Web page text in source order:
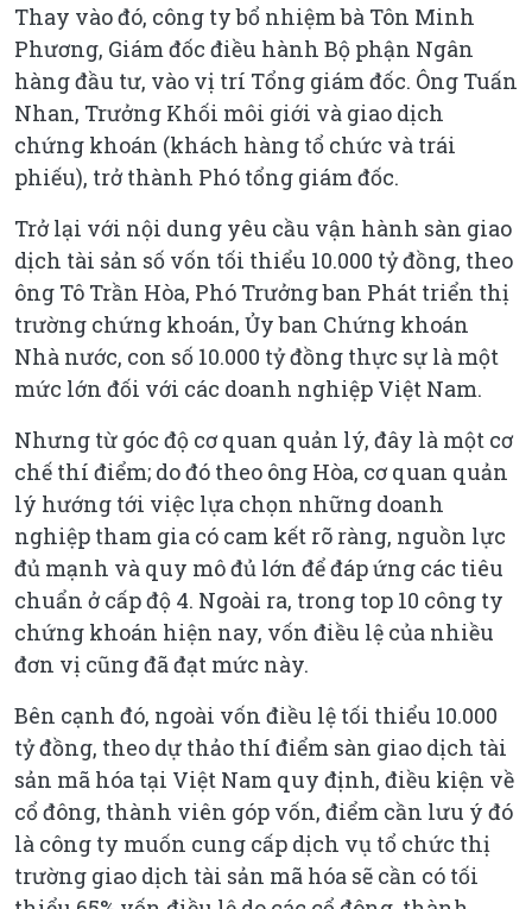
Thay vào đó, công ty bổ nhiệm bà Tôn Minh
Phương, Giám đốc điều hành Bộ phận Ngân
hàng đầu tư, vào vị trí Tổng giám đốc. Ông Tuấn
Nhan, Trưởng Khối môi giới và giao dịch
chứng khoán (khách hàng tổ chức và trái
phiếu), trở thành Phó tổng giám đốc.
Trở lại với nội dung yêu cầu vận hành sàn giao
dịch tài sản số vốn tối thiểu 10.000 tỷ đồng, theo
ông Tô Trần Hòa, Phó Trưởng ban Phát triển thị
trường chứng khoán, Ủy ban Chứng khoán
Nhà nước, con số 10.000 tỷ đồng thực sự là một
mức lớn đối với các doanh nghiệp Việt Nam.
Nhưng từ góc độ cơ quan quản lý, đây là một cơ
chế thí điểm; do đó theo ông Hòa, cơ quan quản
lý hướng tới việc lựa chọn những doanh
nghiệp tham gia có cam kết rõ ràng, nguồn lực
đủ mạnh và quy mô đủ lớn để đáp ứng các tiêu
chuẩn ở cấp độ 4. Ngoài ra, trong top 10 công ty
chứng khoán hiện nay, vốn điều lệ của nhiều
đơn vị cũng đã đạt mức này.
Bên cạnh đó, ngoài vốn điều lệ tối thiểu 10.000
tỷ đồng, theo dự thảo thí điểm sàn giao dịch tài
sản mã hóa tại Việt Nam quy định, điều kiện về
cổ đông, thành viên góp vốn, điểm cần lưu ý đó
là công ty muốn cung cấp dịch vụ tổ chức thị
trường giao dịch tài sản mã hóa sẽ cần có tối